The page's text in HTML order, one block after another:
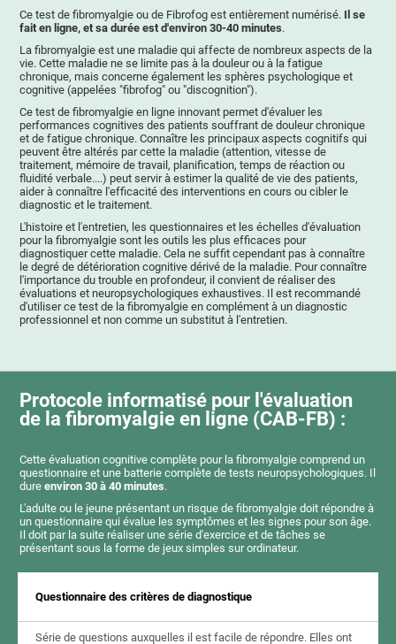
Ce test de fibromyalgie ou de Fibrofog est entièrement numérisé. Il se
fait en ligne, et sa durée est d'environ 30-40 minutes.
La fibromyalgie est une maladie qui affecte de nombreux aspects de la
vie. Cette maladie ne se limite pas à la douleur ou à la fatigue
chronique, mais concerne également les sphères psychologique et
cognitive (appelées "fibrofog" ou "discognition").
Ce test de fibromyalgie en ligne innovant permet d'évaluer les
performances cognitives des patients souffrant de douleur chronique
et de fatigue chronique. Connaître les principaux aspects cognitifs qui
peuvent être altérés par cette la maladie (attention, vitesse de
traitement, mémoire de travail, planification, temps de réaction ou
fluidité verbale....) peut servir à estimer la qualité de vie des patients,
aider à connaître l'efficacité des interventions en cours ou cibler le
diagnostic et le traitement.
L'histoire et l'entretien, les questionnaires et les échelles d'évaluation
pour la fibromyalgie sont les outils les plus efficaces pour
diagnostiquer cette maladie. Cela ne suffit cependant pas à connaître
le degré de détérioration cognitive dérivé de la maladie. Pour connaître
l'importance du trouble en profondeur, il convient de réaliser des
évaluations et neuropsychologiques exhaustives. Il est recommandé
d'utiliser ce test de la fibromyalgie en complément à un diagnostic
professionnel et non comme un substitut à l'entretien.
Protocole informatisé pour l'évaluation
de la fibromyalgie en ligne (CAB-FB) :
Cette évaluation cognitive complète pour la fibromyalgie comprend un
questionnaire et une batterie complète de tests neuropsychologiques. Il
dureenviron 30 à 40 minutes.
L'adulte ou le jeune présentant un risque de fibromyalgie doit répondre à
un questionnaire qui évalue les symptômes et les signes pour son âge.
Il doit par la suite réaliser une série d'exercice et de tâches se
présentant sous la forme de jeux simples sur ordinateur.
Questionnaire des critères de diagnostique
Série de questions auxquelles il est facile de répondre. Elles ont